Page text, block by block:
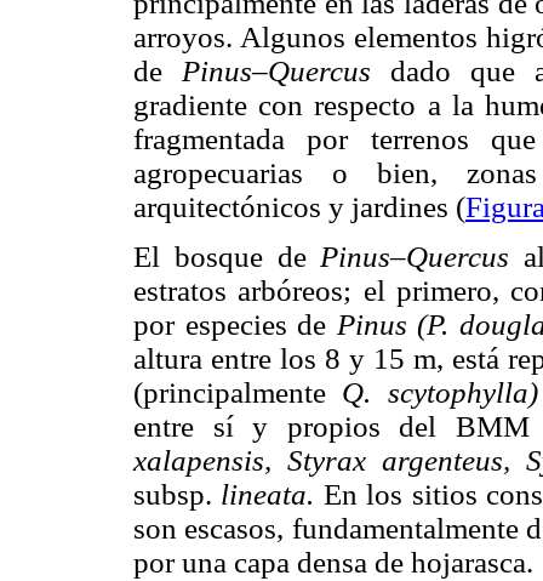
arroyos. Algunos elementos
de Pinus–Quercus dado que
gradiente con respecto a la
fragmentada por terrenos
agropecuarias o bien,
arquitectónicos y jardines (
El bosque de Pinus–Quercus
estratos arbóreos; el primero,
por especies de Pinus (P.
altura entre los 8 y 15 m, está
(principalmente Q.
entre sí y propios del
xalapensis, Styrax argenteus,
subsp. lineata. En los sitios
son escasos, fundamentalmente
por una capa densa de hojarasca.